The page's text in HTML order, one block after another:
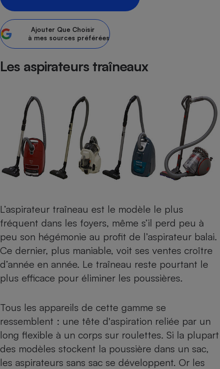
Ajouter Que Choisir
à mes sources préférées
Les aspirateurs traîneaux
L’aspirateur traîneau est le modèle le plus
fréquent dans les foyers, même s’il perd peu à
peu son hégémonie au profit de l’aspirateur balai.
Ce dernier, plus maniable, voit ses ventes croître
d’année en année. Le traîneau reste pourtant le
plus efficace pour éliminer les poussières.
Tous les appareils de cette gamme se
ressemblent : une tête d'aspiration reliée par un
long flexible à un corps sur roulettes. Si la plupart
des modèles stockent la poussière dans un sac,
les aspirateurs sans sac se développent. Or les
bouteille
Banque
Lave-linge
Plaque de cuisson à
induction
Climatiseur -
Ventilateur
Téléviseur
Téléphone mobile -
Smartphone
Antivirus
Antimoustique